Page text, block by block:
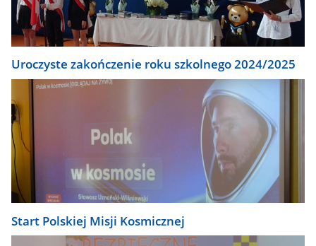
Uroczyste zakończenie roku szkolnego 2024/2025
Start Polskiej Misji Kosmicznej